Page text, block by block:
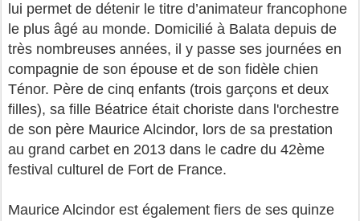
lui permet de détenir le titre d’animateur francophone
le plus âgé au monde. Domicilié à Balata depuis de
très nombreuses années, il y passe ses journées en
compagnie de son épouse et de son fidèle chien
Ténor. Père de cinq enfants (trois garçons et deux
filles), sa fille Béatrice était choriste dans l'orchestre
de son père Maurice Alcindor, lors de sa prestation
au grand carbet en 2013 dans le cadre du 42ème
festival culturel de Fort de France.
Maurice Alcindor est également fiers de ses quinze